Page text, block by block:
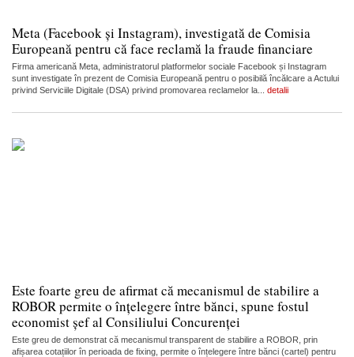
Meta (Facebook și Instagram), investigată de Comisia
Europeană pentru că face reclamă la fraude financiare
Firma americană Meta, administratorul platformelor sociale Facebook și Instagram
sunt investigate în prezent de Comisia Europeană pentru o posibilă încălcare a Actului
privind Serviciile Digitale (DSA) privind promovarea reclamelor la... detalii
Este foarte greu de afirmat că mecanismul de stabilire a
ROBOR permite o înțelegere între bănci, spune fostul
economist șef al Consiliului Concurenței
Este greu de demonstrat că mecanismul transparent de stabilire a ROBOR, prin
afișarea cotațiilor în perioada de fixing, permite o înțelegere între bănci (cartel) pentru